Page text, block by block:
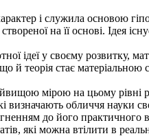
і служила основою
на її основі. Ідея
ідеї у своєму розвитку,
теорія стає матеріальною
мірою на цьому рівні
визначають обличчя науки
до його практичного
які можна втілити в